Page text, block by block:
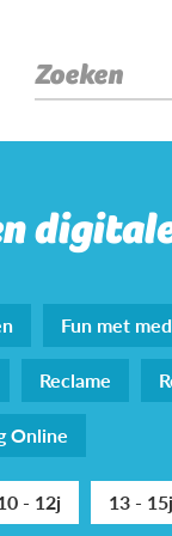
Zoeken
Fun met
Reclame
Online
- 12j 13 - 15j